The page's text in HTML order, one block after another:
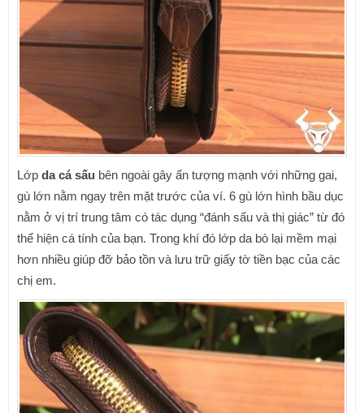
Lớp da cá sấu bên ngoài gây ấn tượng mạnh với những gai,
gù lớn nằm ngay trên mặt trước của ví. 6 gù lớn hình bầu dục
nằm ở vị trí trung tâm có tác dụng “đánh sấu và thị giác” từ đó
thể hiện cá tính của bạn. Trong khí đó lớp da bò lại mềm mại
hơn nhiều giúp đỡ bảo tồn và lưu trữ giấy tờ tiền bạc của các
chị em.